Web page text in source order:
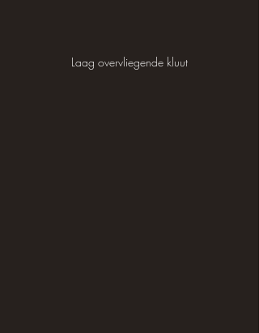
Laag overvliegende kluut